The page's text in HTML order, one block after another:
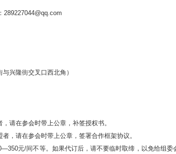
289227044@qq.com
兴隆街交叉口西北角）
请在参会时带上公章，补签授权书。
，请在参会时带上公章，签署合作框架协议。
元/间不等。如果代订后，请不要临时取缔，以免给组委